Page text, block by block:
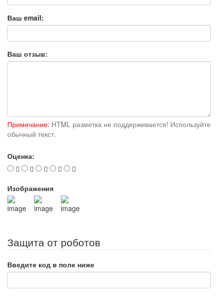
Ваш email:
Ваш отзыв:
Примечание: HTML разметка не поддерживается! Используйте
обычный текст.
Оценка:
Изображения
Защита от роботов
Введите код в поле ниже